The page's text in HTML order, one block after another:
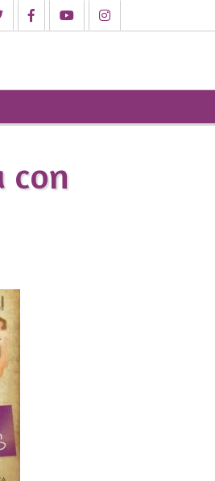
con